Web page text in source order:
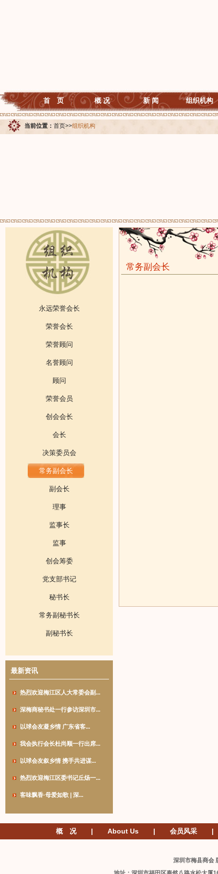
首 页 概 况 新 闻 组织机构
当前位置： 首页>>组织机构
永远荣誉会长
荣誉会长
荣誉顾问
名誉顾问
顾问
荣誉会员
创会会长
会长
决策委员会
常务副会长
副会长
理事
监事长
监事
创会筹委
党支部书记
秘书长
常务副秘书长
副秘书长
最新资讯
热烈欢迎梅江区人大常委会副...
深梅商秘书处一行参访深圳市...
以球会友凝乡情 广东省客...
我会执行会长杜尚顺一行出席...
以球会友叙乡情 携手共进谋...
热烈欢迎梅江区委书记丘炀一...
客味飘香·母爱如歌 | 深...
常务副会长
概 况 | About Us | 会员风采 |
深圳市梅县商